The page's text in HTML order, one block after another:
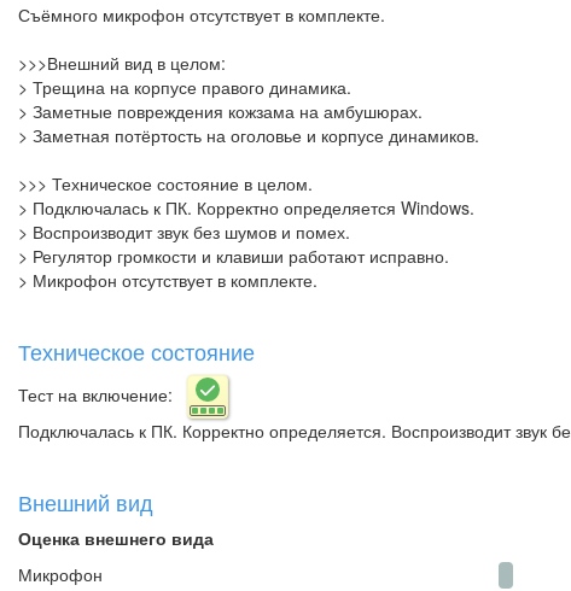
Съёмного микрофон отсутствует в комплекте.
>>>Внешний вид в целом:
> Трещина на корпусе правого динамика.
> Заметные повреждения кожзама на амбушюрах.
> Заметная потёртость на оголовье и корпусе динамиков.
>>> Техническое состояние в целом.
> Подключалась к ПК. Корректно определяется Windows.
> Воспроизводит звук без шумов и помех.
> Регулятор громкости и клавиши работают исправно.
> Микрофон отсутствует в комплекте.
Техническое состояние
Тест на включение:
Подключалась к ПК. Корректно определяется. Воспроизводит звук
Внешний вид
Оценка внешнего вида
Микрофон